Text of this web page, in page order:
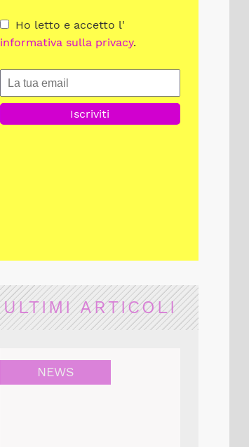
Ho letto e accetto l'
informativa sulla privacy.
ULTIMI ARTICOLI
NEWS